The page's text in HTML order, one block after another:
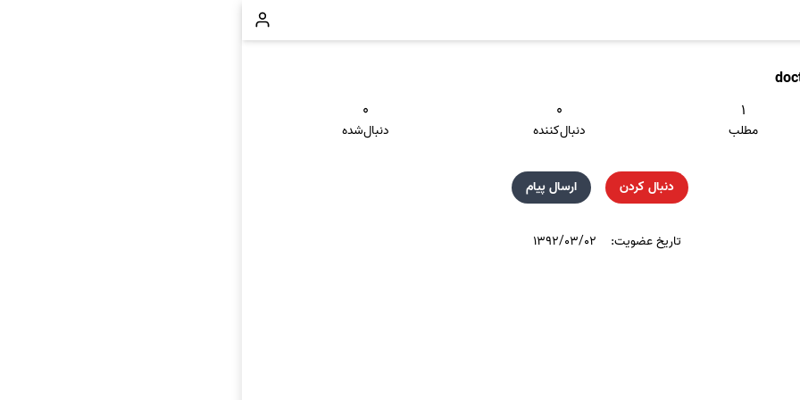
۱
مطلب
۰
دنبال‌کننده
۰
دنبال‌شده
دنبال کردن ارسال پیام
تاریخ عضویت: ۱۳۹۲/۰۳/۰۲